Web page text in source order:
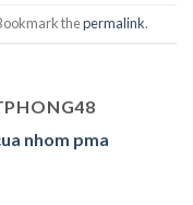
thepermalink.
nhom pma